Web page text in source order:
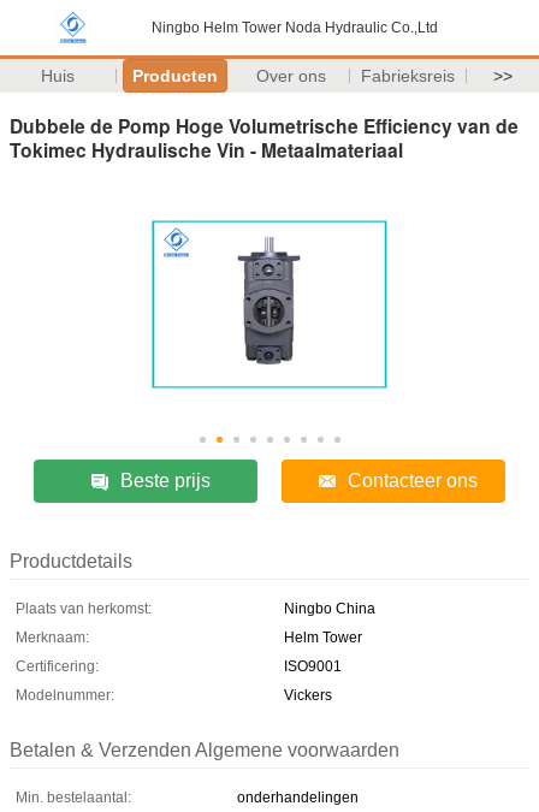
Ningbo Helm Tower Noda Hydraulic Co.,Ltd
Huis Producten Over ons Fabrieksreis >>
Dubbele de Pomp Hoge Volumetrische Efficiency van de
Tokimec Hydraulische Vin - Metaalmateriaal
Beste prijs Contacteer ons
Productdetails
Plaats van herkomst:
Ningbo China
Merknaam:
Helm Tower
Certificering:
ISO9001
Modelnummer:
Vickers
Betalen & Verzenden Algemene voorwaarden
Min. bestelaantal:
onderhandelingen